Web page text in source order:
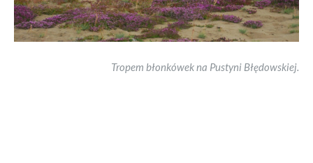
Tropem błonkówek na Pustyni Błędowskiej.